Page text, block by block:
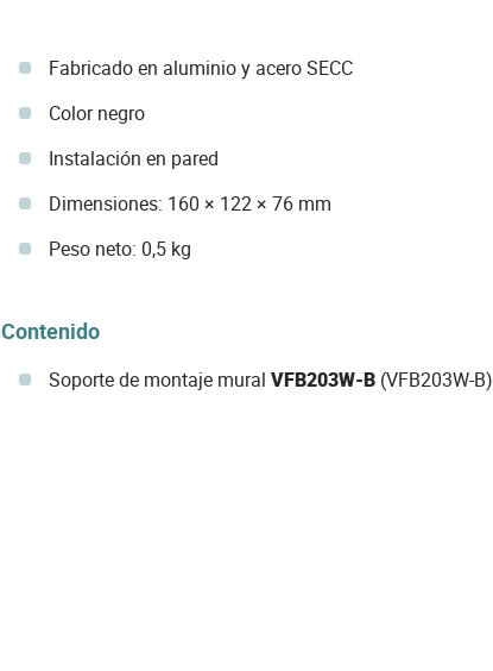
Fabricado en aluminio y acero SECC
Color negro
Instalación en pared
Dimensiones: 160 × 122 × 76 mm
Peso neto: 0,5 kg
Contenido
Soporte de montaje mural VFB203W-B(VFB203W-B)